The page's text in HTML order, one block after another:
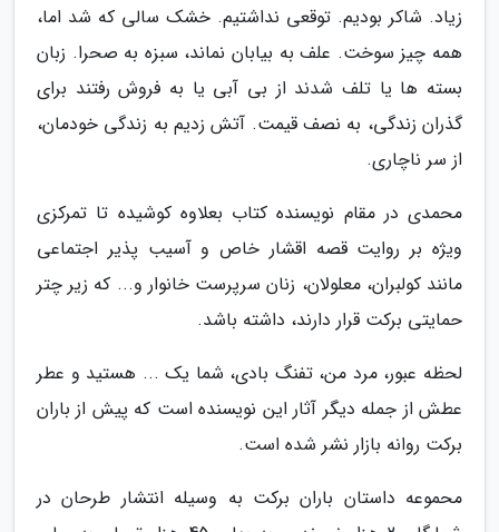
زیاد. شاکر بودیم. توقعی نداشتیم. خشک سالی که شد اما،
همه چیز سوخت. علف به بیابان نماند، سبزه به صحرا. زبان
بسته ها یا تلف شدند از بی آبی یا به فروش رفتند برای
گذران زندگی، به نصف قیمت. آتش زدیم به زندگی خودمان،
از سر ناچاری.
محمدی در مقام نویسنده کتاب بعلاوه کوشیده تا تمرکزی
ویژه بر روایت قصه اقشار خاص و آسیب پذیر اجتماعی
مانند کولبران، معلولان، زنان سرپرست خانوار و... که زیر چتر
حمایتی برکت قرار دارند، داشته باشد.
لحظه عبور، مرد من، تفنگ بادی، شما یک ... هستید و عطر
عطش از جمله دیگر آثار این نویسنده است که پیش از باران
برکت روانه بازار نشر شده است.
محموعه داستان باران برکت به وسیله انتشار طرحان در